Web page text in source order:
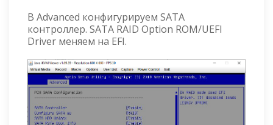
В Advanced конфигурируем SATA
контроллер. SATA RAID Option ROM/UEFI
Driver меняем на EFI.